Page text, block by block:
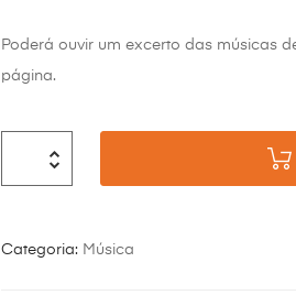
Poderá ouvir um excerto das músicas
página.
Categoria: Música